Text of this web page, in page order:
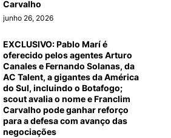
Carvalho
junho 26, 2026
EXCLUSIVO: Pablo Marí é
oferecido pelos agentes Arturo
Canales e Fernando Solanas, da
AC Talent, a gigantes da América
do Sul, incluindo o Botafogo;
scout avalia o nome e Franclim
Carvalho pode ganhar reforço
para a defesa com avanço das
negociações